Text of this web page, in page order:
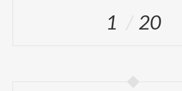
1 20